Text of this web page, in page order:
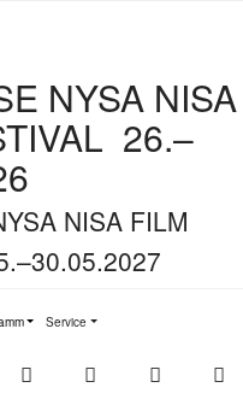
NYSA NISA
26.–
NISA FILM
for "Programm"
Service
Submenu for "Service"
Youtube Facebook